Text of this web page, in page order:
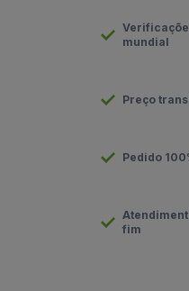
mundial
Preço
Pedido
fim